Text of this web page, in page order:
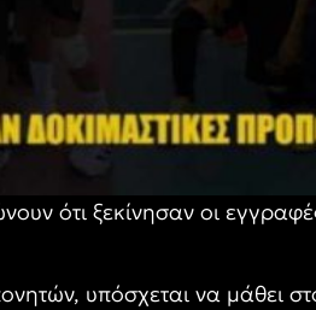
ότι ξεκίνησαν οι
υπόσχεται να μάθει